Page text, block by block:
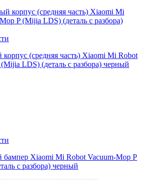
(средняя часть) Xiaomi Mi Robot
LDS) (деталь с разбора) черный
Xiaomi Mi Robot Vacuum-Mop P
с разбора) черный